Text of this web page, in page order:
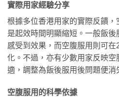
實際用家經驗分享
根據多位香港用家的實際反饋
是起效時間明顯縮短。一般飯
感受到效果，而空腹服用則可
化。不過，亦有少數用家反映
適，調整為飯後服用後問題便消
空腹服用的科學依據